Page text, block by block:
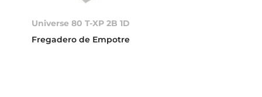
Universe 80 T-XP 2B 1D
Fregadero de Empotre